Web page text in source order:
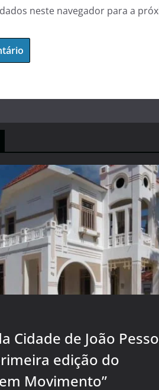
neste navegador para a
Cidade de João
edição do
Movimento”